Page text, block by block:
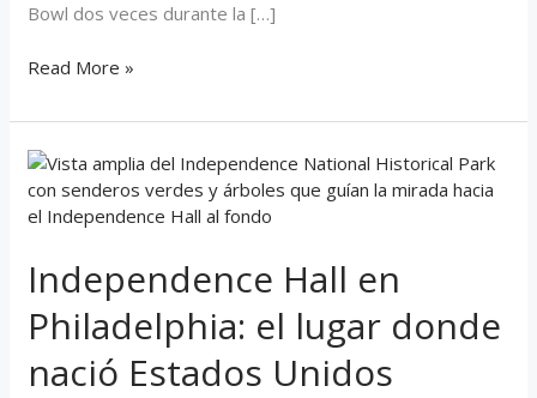
Bowl dos veces durante la […]
Read More »
Independence Hall en
Philadelphia: el lugar donde
nació Estados Unidos
Independence
Hall
en
el
lugar
donde
nació
Estados